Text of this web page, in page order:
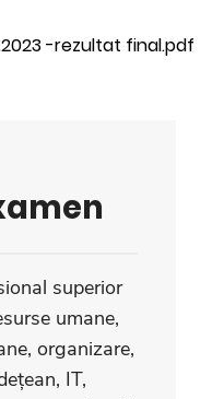
-rezultat final.pdf
superior
umane,
organizare,
IT,